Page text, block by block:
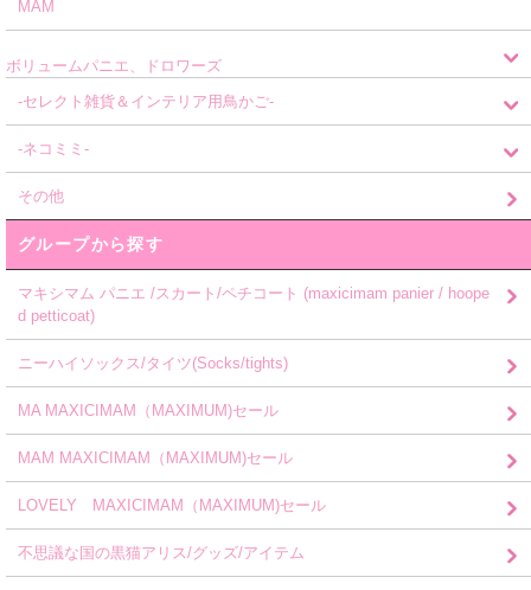
MAM
ボリュームパニエ、ドロワーズ
-セレクト雑貨＆インテリア用鳥かご-
-ネコミミ-
その他
グループから探す
マキシマム パニエ /スカート/ペチコート (maxicimam panier / hoope
d petticoat)
ニーハイソックス/タイツ(Socks/tights)
MA MAXICIMAM（MAXIMUM)セール
MAM MAXICIMAM（MAXIMUM)セール
LOVELY MAXICIMAM（MAXIMUM)セール
不思議な国の黒猫アリス/グッズ/アイテム